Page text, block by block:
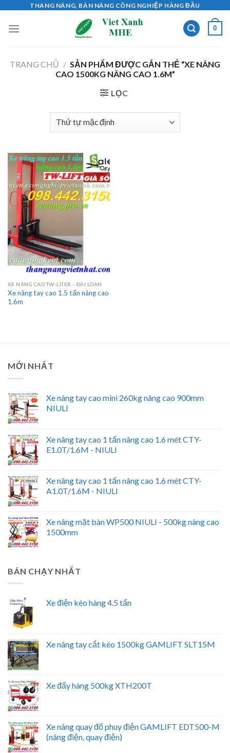
content
THANG NÂNG, BÀN NÂNG CÔNG NGHIỆP HÀNG ĐẦU
0
TRANG CHỦ / SẢN PHẨM ĐƯỢC GẮN THẺ “XE NÂNG
CAO 1500KG NÂNG CAO 1.6M”
LỌC
XE NÂNG CAO TW-LITER - ĐÀI LOAN
Xe nâng tay cao 1.5 tấn nâng cao
1.6m
MỚI NHẤT
Xe nâng tay cao mini 260kg nâng cao 900mm
NIULI
Xe nâng tay cao 1 tấn nâng cao 1.6 mét CTY-
E1.0T/1.6M - NIULI
Xe nâng tay cao 1 tấn nâng cao 1.6 mét CTY-
A1.0T/1.6M - NIULI
Xe nâng mặt bàn WP500 NIULI - 500kg nâng cao
1500mm
BÁN CHẠY NHẤT
Xe điện kéo hàng 4.5 tấn
Xe nâng tay cắt kéo 1500kg GAMLIFT SLT15M
Xe đẩy hàng 500kg XTH200T
Xe nâng quay đổ phuy điện GAMLIFT EDT500-M
(nâng điện, quay điện)